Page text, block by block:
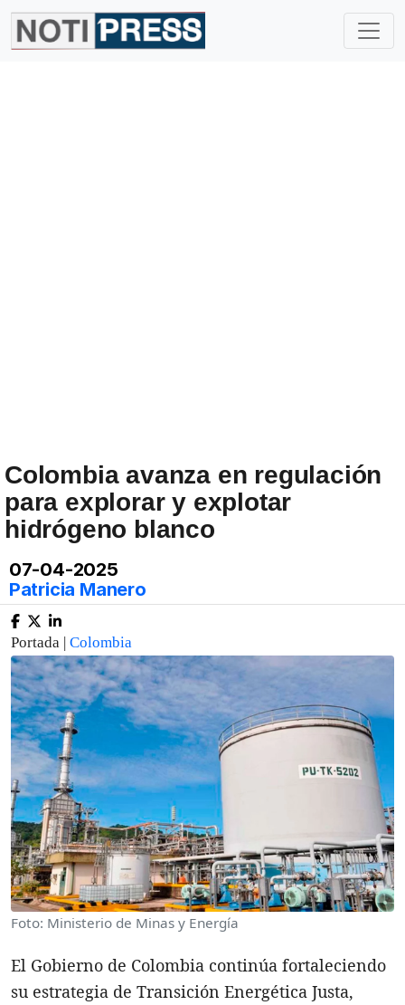
Colombia avanza en regulación
para explorar y explotar
hidrógeno blanco
07-04-2025
Patricia Manero
Portada | Colombia
Foto: Ministerio de Minas y Energía
El Gobierno de Colombia continúa fortaleciendo
su estrategia de Transición Energética Justa,